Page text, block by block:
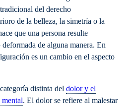
del derecho
de la belleza, la simetría o la
que una persona resulte
de alguna manera. En
es un cambio en el aspecto
distinta del dolor y el
mental. El dolor se refiere al malestar